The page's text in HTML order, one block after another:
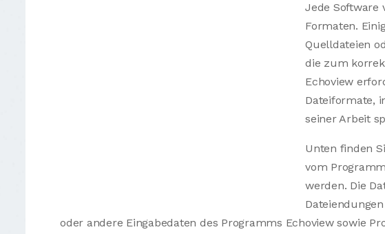
Jede Software
Formaten.
Quelldateien
die zum
Echoview
Dateiformate,
seiner Arbeit
Unten finden
vom
werden. Die
oder andere Eingabedaten des Programms Echoview sowie